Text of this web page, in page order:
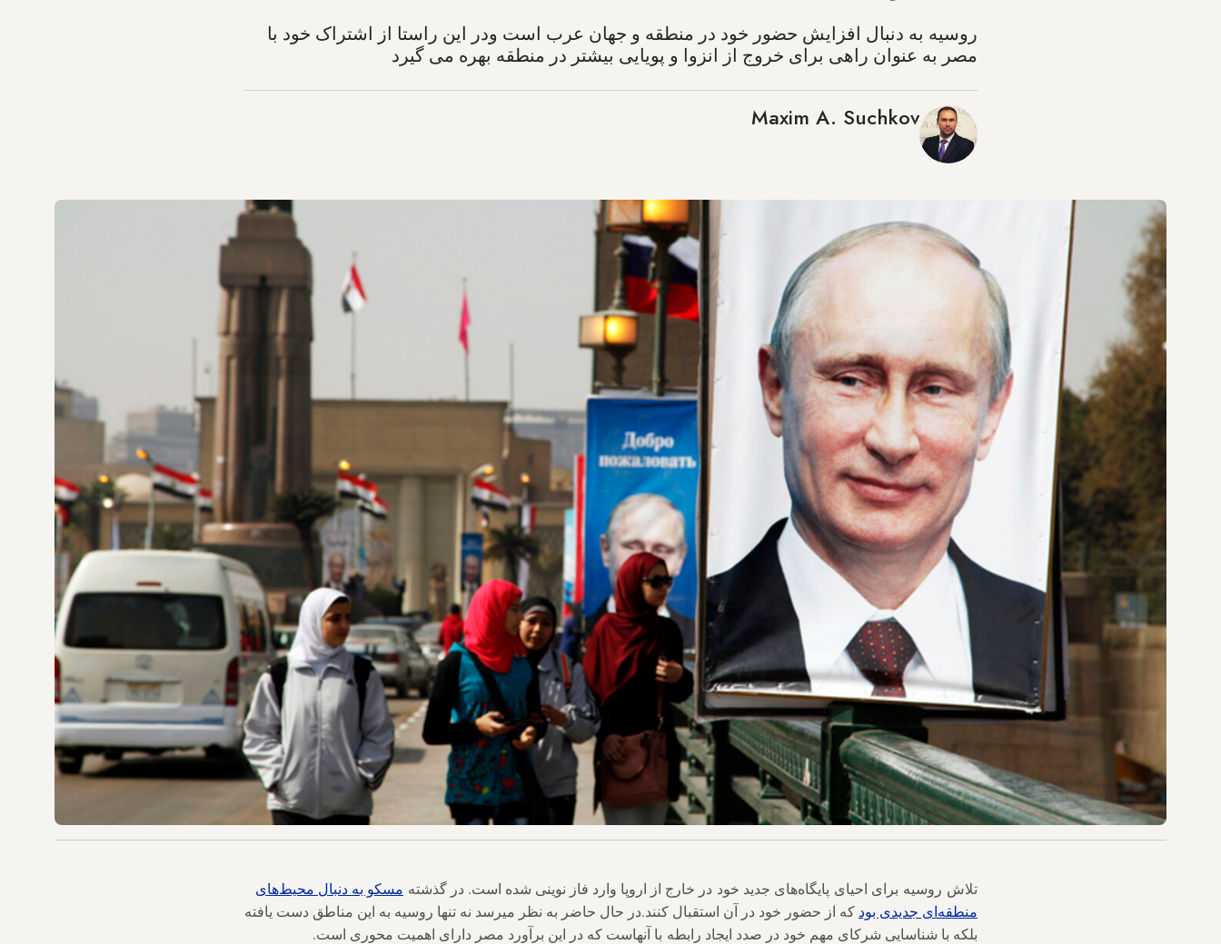
روسیه به دنبال افزایش حضور خود در منطقه و جهان عرب است ودر این راستا از اشتراک خود با
مصر به عنوان راهی برای خروج از انزوا و پویایی بیشتر در منطقه بهره می گیرد
Maxim A. Suchkov
تلاش روسیه برای احیای پایگاه‌های جدید خود در خارج از اروپا وارد فاز نوینی شده است. در گذشته مسکو به دنبال محیط‌های
منطقه‌ای جدیدی بود که از حضور خود در آن استقبال کنند.در حال حاضر به نظر میرسد نه تنها روسیه به این مناطق دست یافته
بلکه با شناسایی شرکای مهم خود در صدد ایجاد رابطه با آنهاست که در این برآورد مصر دارای اهمیت محوری است.